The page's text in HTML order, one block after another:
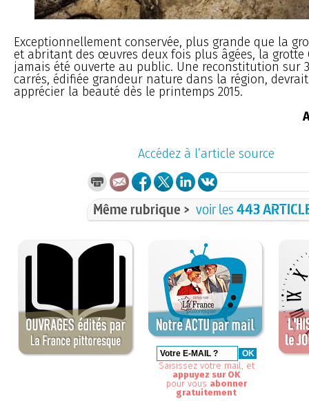
Exceptionnellement conservée, plus grande que la
et abritant des œuvres deux fois plus âgées, la grotte
jamais été ouverte au public. Une reconstitution sur
carrés, édifiée grandeur nature dans la région,
apprécier la beauté dès le printemps 2015.
Accédez à l’article source
Même rubrique > voir les443
Saisissez votre mail, et
appuyez sur OK
pour vous abonner
gratuitement